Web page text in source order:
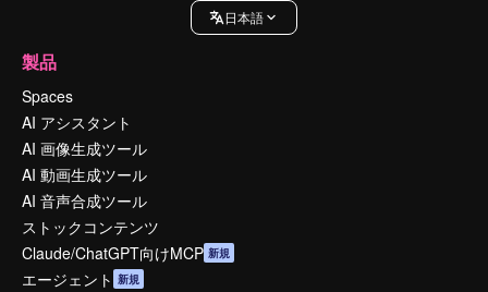
日本語
製品
Spaces
AI アシスタント
AI 画像生成ツール
AI 動画生成ツール
AI 音声合成ツール
ストックコンテンツ
Claude/ChatGPT向けMCP 新規
エージェント 新規